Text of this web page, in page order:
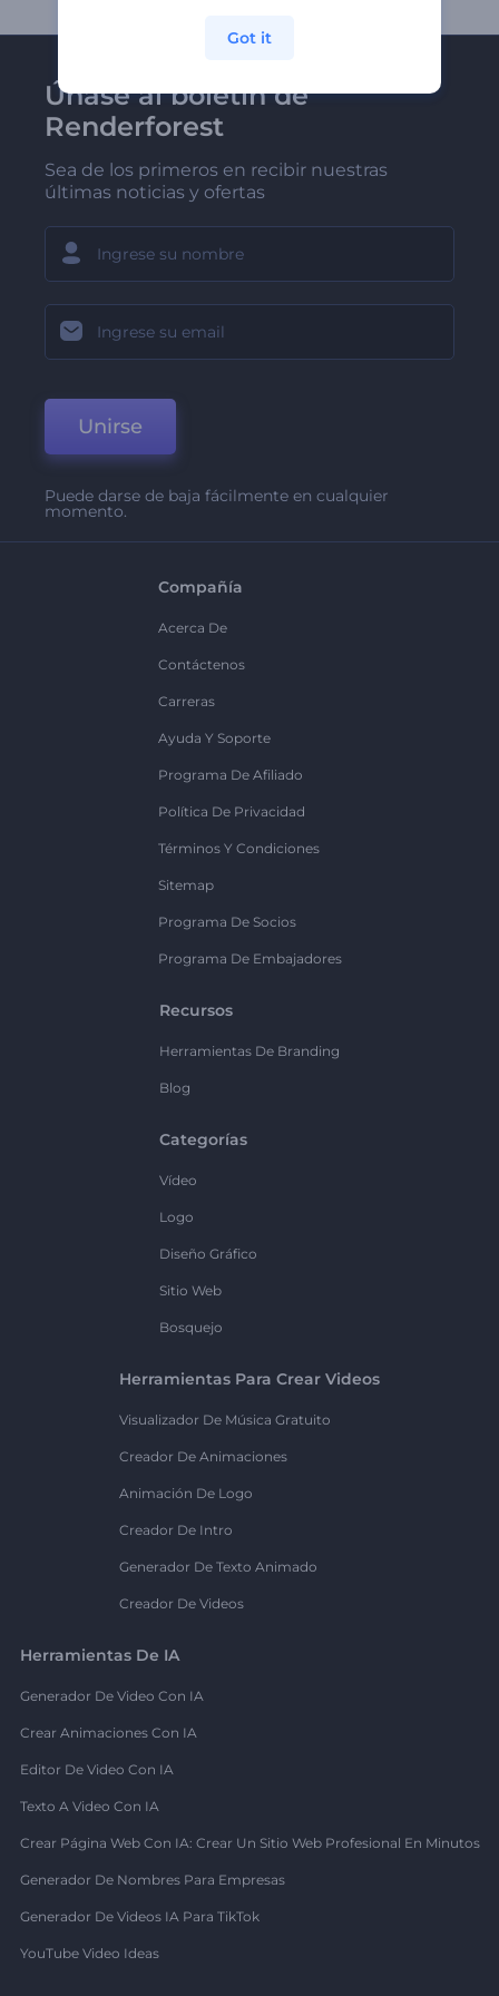
Únase al boletín de
Renderforest
Sea de los primeros en recibir nuestras
últimas noticias y ofertas
Unirse
Puede darse de baja fácilmente en cualquier
momento.
Compañía
Acerca De
Contáctenos
Carreras
Ayuda Y Soporte
Programa De Afiliado
Política De Privacidad
Términos Y Condiciones
Sitemap
Programa De Socios
Programa De Embajadores
Recursos
Herramientas De Branding
Blog
Categorías
Vídeo
Logo
Diseño Gráfico
Sitio Web
Bosquejo
Herramientas Para Crear Videos
Visualizador De Música Gratuito
Creador De Animaciones
Animación De Logo
Creador De Intro
Generador De Texto Animado
Creador De Videos
Herramientas De IA
Generador De Video Con IA
Crear Animaciones Con IA
Editor De Video Con IA
Texto A Video Con IA
Crear Página Web Con IA: Crear Un Sitio Web Profesional En Minutos
Generador De Nombres Para Empresas
Generador De Videos IA Para TikTok
YouTube Video Ideas
Got it